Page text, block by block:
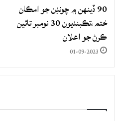
90 ڏينهن ۾ چونڊن جو امڪان
ختم،تڪبنديون 30 نومبر تائين
ڪرڻ جو اعلان
01-09-2023